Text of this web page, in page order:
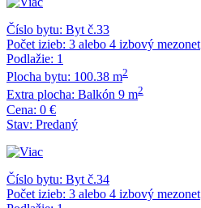
Číslo bytu: Byt č.33
Počet izieb: 3 alebo 4 izbový mezonet
Podlažie: 1
Plocha bytu: 100.38 m2
Extra plocha: Balkón 9 m2
Cena: 0 €
Stav: Predaný
Číslo bytu: Byt č.34
Počet izieb: 3 alebo 4 izbový mezonet